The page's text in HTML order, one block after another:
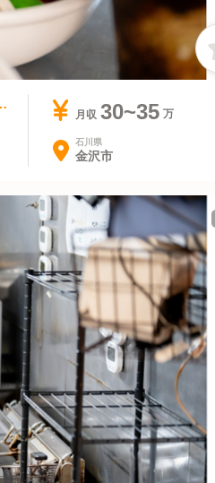
ープカレーSuage 金沢フォーラス店
月収 30~35
石川県
金沢市